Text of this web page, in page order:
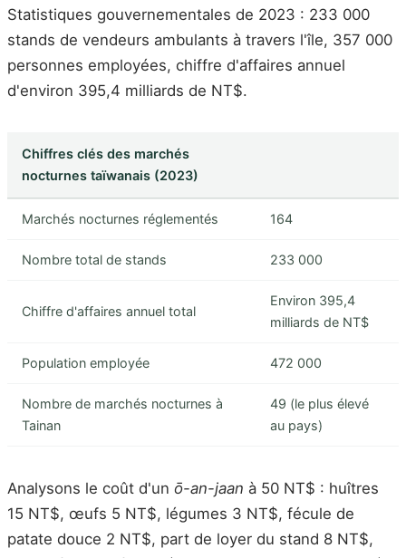
Statistiques gouvernementales de 2023 : 233 000
stands de vendeurs ambulants à travers l'île, 357 000
personnes employées, chiffre d'affaires annuel
d'environ 395,4 milliards de NT$.
Chiffres clés des marchés
nocturnes taïwanais (2023)
Marchés nocturnes réglementés 164
Nombre total de stands 233 000
Chiffre d'affaires annuel total
Environ 395,4
milliards de NT$
Population employée 472 000
Nombre de marchés nocturnes à
Tainan
49 (le plus élevé
au pays)
Analysons le coût d'un ō-an-jaan à 50 NT$ : huîtres
15 NT$, œufs 5 NT$, légumes 3 NT$, fécule de
patate douce 2 NT$, part de loyer du stand 8 NT$,